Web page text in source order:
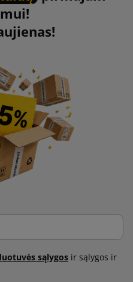
sąlygos ir sąlygos ir